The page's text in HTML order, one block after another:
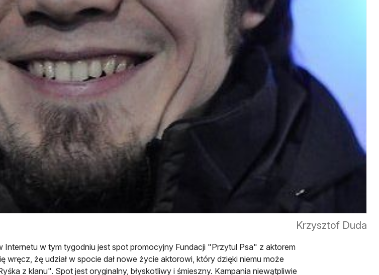
Krzysztof Duda
Internetu w tym tygodniu jest spot promocyjny Fundacji "Przytul Psa" z aktorem
wręcz, żę udział w spocie dał nowe życie aktorowi, który dzięki niemu może
z klanu". Spot jest oryginalny, błyskotliwy i śmieszny. Kampania niewątpliwie